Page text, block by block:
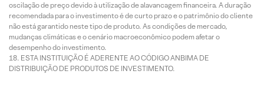
oscilação de preço devido à utilização de alavancagem financeira. A duração
recomendada para o investimento é de curto prazo e o patrimônio do cliente
não está garantido neste tipo de produto. As condições de mercado,
mudanças climáticas e o cenário macroeconômico podem afetar o
desempenho do investimento.
ESTA INSTITUIÇÃO É ADERENTE AO CÓDIGO ANBIMA DE
DISTRIBUIÇÃO DE PRODUTOS DE INVESTIMENTO.